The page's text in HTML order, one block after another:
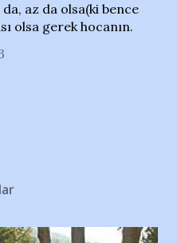
az da olsa(ki bence
olsa gerek hocanın.